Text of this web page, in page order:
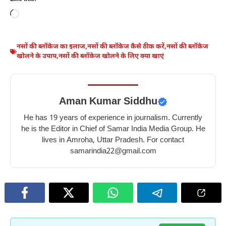
के
लिए
10
tomato
में
शहद
10
best
benefits
honey
in
winter
में
चुकंदर
10
eating
winter
में
किशमिश
10
amazing
eating
raisins
Loading…
नसों की ब्लॉकेज का इलाज,नसों की ब्लॉकेज कैसे ठीक करें,नसों की ब्लॉकेज
खोलने के उपाय,नसों की ब्लॉकेज खोलने के लिए क्या खाएं
Aman Kumar Siddhu
He has 19 years of experience in journalism. Currently
he is the Editor in Chief of Samar India Media Group. He
lives in Amroha, Uttar Pradesh. For contact
samarindia22@gmail.com